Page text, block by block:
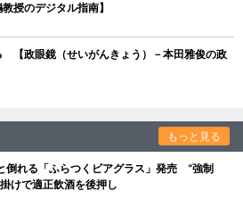
授のデジタル指南】
【政眼鏡（せいがんきょう）－本田雅俊の政
もっと見る
倒れる「ふらつくビアグラス」発売 “強制
けで適正飲酒を後押し